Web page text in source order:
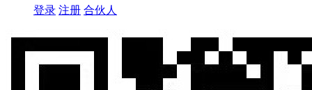
登录 注册 合伙人